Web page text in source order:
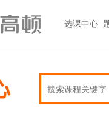
选课中心
大学生升学
考研 HOT
快